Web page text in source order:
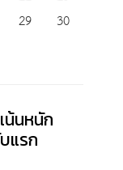
29
30
น้นหนัก
แรก